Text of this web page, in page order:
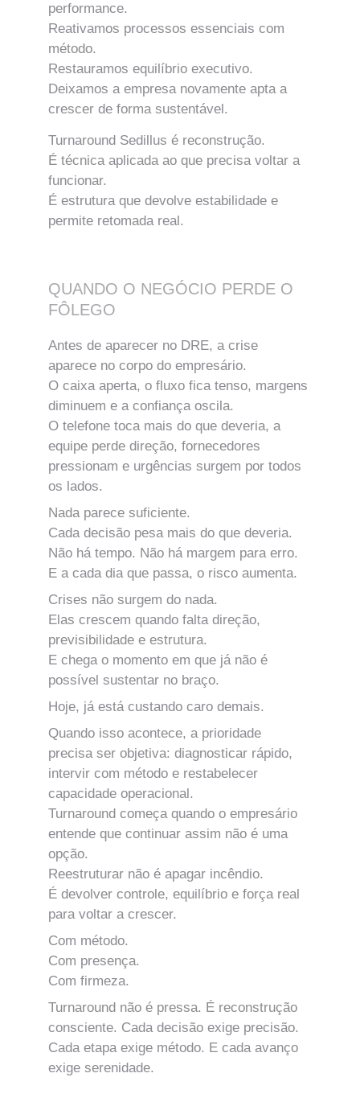
performance.
Reativamos processos essenciais com
método.
Restauramos equilíbrio executivo.
Deixamos a empresa novamente apta a
crescer de forma sustentável.
Turnaround Sedillus é reconstrução.
É técnica aplicada ao que precisa voltar a
funcionar.
É estrutura que devolve estabilidade e
permite retomada real.
QUANDO O NEGÓCIO PERDE O
FÔLEGO
Antes de aparecer no DRE, a crise
aparece no corpo do empresário.
O caixa aperta, o fluxo fica tenso, margens
diminuem e a confiança oscila.
O telefone toca mais do que deveria, a
equipe perde direção, fornecedores
pressionam e urgências surgem por todos
os lados.
Nada parece suficiente.
Cada decisão pesa mais do que deveria.
Não há tempo. Não há margem para erro.
E a cada dia que passa, o risco aumenta.
Crises não surgem do nada.
Elas crescem quando falta direção,
previsibilidade e estrutura.
E chega o momento em que já não é
possível sustentar no braço.
Hoje, já está custando caro demais.
Quando isso acontece, a prioridade
precisa ser objetiva: diagnosticar rápido,
intervir com método e restabelecer
capacidade operacional.
Turnaround começa quando o empresário
entende que continuar assim não é uma
opção.
Reestruturar não é apagar incêndio.
É devolver controle, equilíbrio e força real
para voltar a crescer.
Com método.
Com presença.
Com firmeza.
Turnaround não é pressa. É reconstrução
consciente. Cada decisão exige precisão.
Cada etapa exige método. E cada avanço
exige serenidade.